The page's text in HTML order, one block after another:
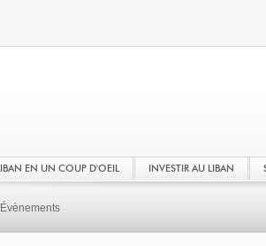
EN UN COUP D'OEIL INVESTIR AU LIBAN